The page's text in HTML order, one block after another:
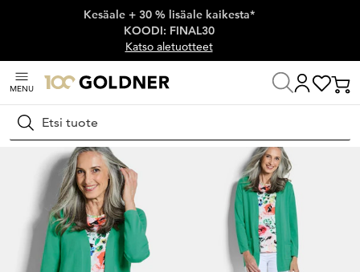
Ohita siirtymä, siirry pääsisältöön
Kesäale + 30 % lisäale kaikesta*
KOODI: FINAL30
Katso aletuotteet
MENU
Hae
Koti Naisten muoti